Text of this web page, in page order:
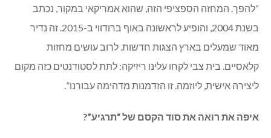
“להפך. המחזה הספציפי הזה, שהוא אמריקאי במקור, נכתב
בשנת 2004, והופיע לראשונה באוף ברודווי ב-2015. זה נדיר
מאוד שמעלים בארץ הצגות חדשות. לרוב עושים מחזות
קלאסיים. בית צבי לקחו עלינו ריזיקה: לתת לסטודנטים כזה מקום
ליצירה אישית, ליוזמה. זו הזדמנות מדהימה עבורנו”.
איפה את רואה את סוד הקסם של “תרגיע”?